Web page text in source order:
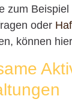
zum Beispiel
oder
können